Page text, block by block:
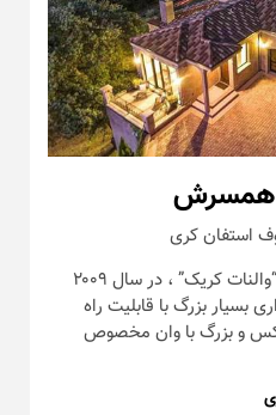
همسرش
استفان کری
خانه بسکتبالیست معروف با نام “والنات کریک” ، در سال ۲۰۰۹
بسیار بزرگ با قابلیت راه
و بزرگ با وان مخصوص